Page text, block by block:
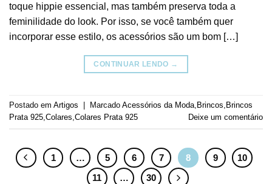
toque hippie essencial, mas também preserva toda a
feminilidade do look. Por isso, se você também quer
incorporar esse estilo, os acessórios são um bom […]
CONTINUAR LENDO →
Postado em Artigos Marcado Acessórios da Moda Brincos Brincos
Prata 925 Colares Colares Prata 925 Deixe um comentário
1 … 5 6 7 8 9
10
11
… 30